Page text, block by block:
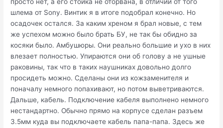
шлема от Sony. Винтик я в итоге подобрал конечно. Но
осадочек остался. За каким хреном я брал новые, с тем
же успехом можно было брать БУ, не так бы обидно за
косяки было. Амбушюры. Они реально большие и ухо в них
влезает полностью. Упираются они об голову а не ушные
раковины, так что в таких наушниках довольно долго
просидеть можно. Сделаны они из кожзаменителя и
поначалу немного попахивают, но потом выветриваются.
Дальше, кабель. Подключение кабеля выполнено немного
нестандартно. Обычно прямо на корпусе сделан разъем
3.5мм куда вы подключаете кабель папа-папа. Здесь же